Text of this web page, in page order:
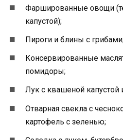
Фаршированные овощи
капустой);
Пироги и блины с
Консервированные
помидоры;
Лук с квашеной
Отварная свекла с
картофель с зеленью;